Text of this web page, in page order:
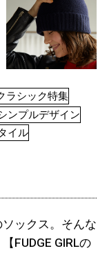
ラシック特集
ンプルデザイン
イル
ックス。そんな
FUDGE GIRLの